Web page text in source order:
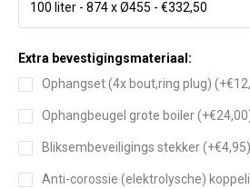
Extra bevestigingsmateriaal:
Ophangset (4x bout,ring plug)
Ophangbeugel grote boiler
Bliksembeveiligings stekker (+€4,95)
Anti-corossie (elektrolysche)